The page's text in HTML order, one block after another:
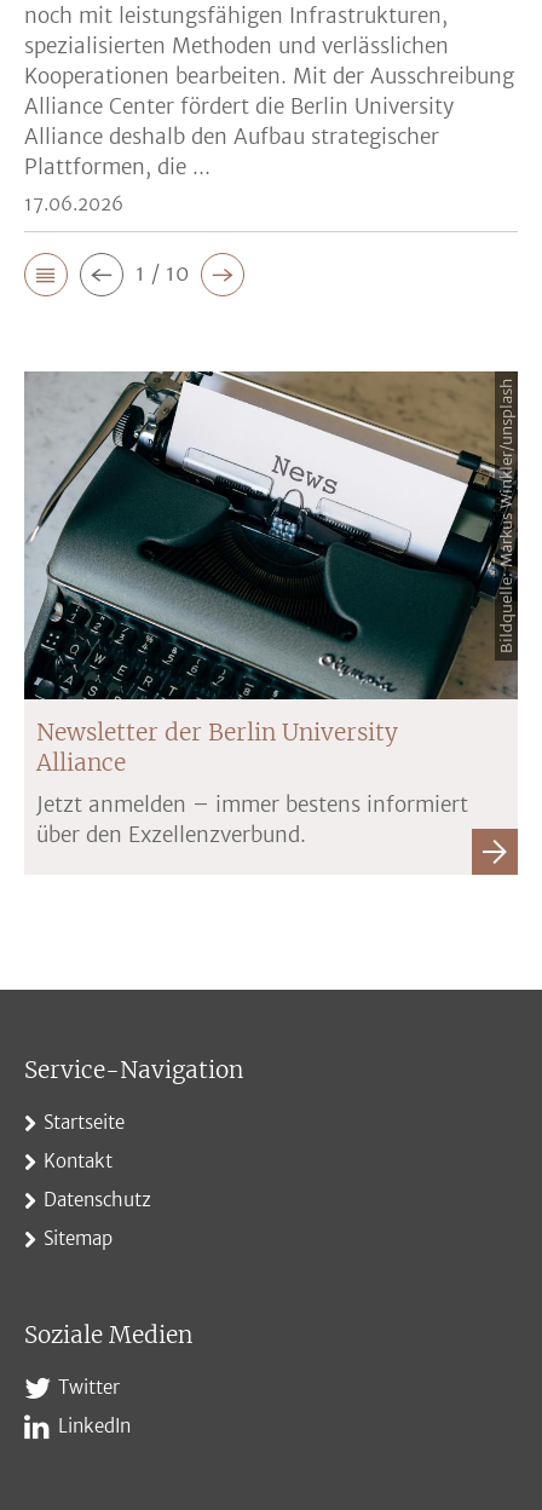
noch mit leistungsfähigen Infrastrukturen,
spezialisierten Methoden und verlässlichen
Kooperationen bearbeiten. Mit der Ausschreibung
Alliance Center fördert die Berlin University
Alliance deshalb den Aufbau strategischer
Plattformen, die ...
17.06.2026
1 / 10
Newsletter der Berlin University
Alliance
Jetzt anmelden – immer bestens informiert
über den Exzellenzverbund.
Bildquelle: Markus Winkler/unsplash
Service-Navigation
Startseite
Kontakt
Datenschutz
Sitemap
Soziale Medien
Twitter
LinkedIn